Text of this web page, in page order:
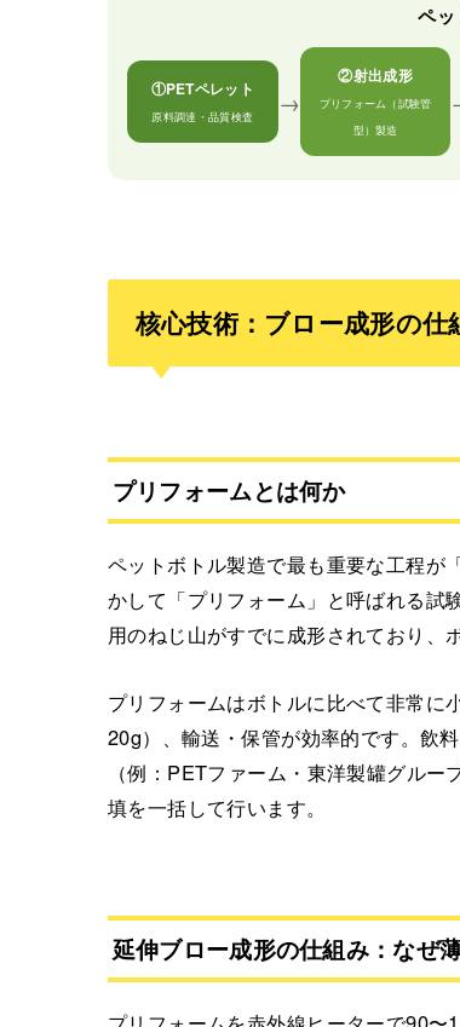
ペ
①PETペレット
原料調達・品質検査 →
②射出成形
プリフォーム（試験管
型）製造
核心技術：ブロー成形の仕
プリフォームとは何か
ペットボトル製造で最も重要な工程が
かして「プリフォーム」と呼ばれる試
用のねじ山がすでに成形されており、
プリフォームはボトルに比べて非常
20g）、輸送・保管が効率的です。飲
（例：PETファーム・東洋製罐グル
填を一括して行います。
延伸ブロー成形の仕組み：なぜ